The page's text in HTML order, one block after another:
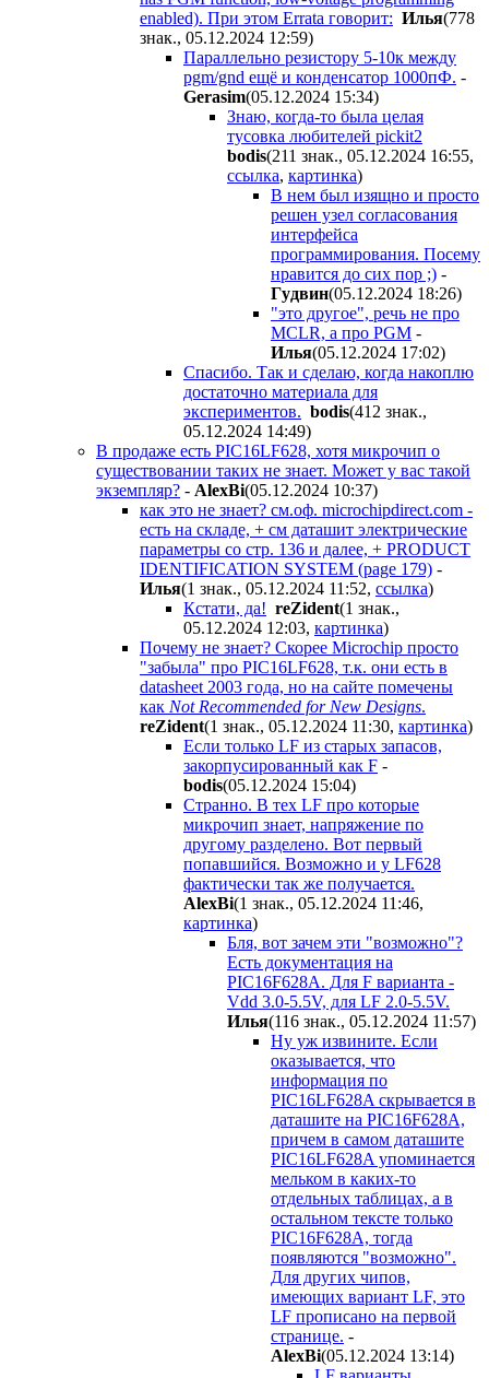
enabled). При этом Errata говорит: Илья(778
знак., 05.12.2024 12:59)
Параллельно резистору 5-10к между
pgm/gnd ещё и конденсатор 1000пФ. -
Gerasim(05.12.2024 15:34)
Знаю, когда-то была целая
тусовка любителей pickit2
bodis(211 знак., 05.12.2024 16:55,
ссылка, картинка)
В нем был изящно и просто
решен узел согласования
интерфейса
программирования. Посему
нравится до сих пор ;) -
Гyдвин(05.12.2024 18:26)
"это другое", речь не про
MCLR, а про PGM -
Илья(05.12.2024 17:02)
Спасибо. Так и сделаю, когда накоплю
достаточно материала для
экспериментов. bodis(412 знак.,
05.12.2024 14:49)
В продаже есть PIC16LF628, хотя микрочип о
существовании таких не знает. Может у вас такой
экземпляр? - AlexBi(05.12.2024 10:37)
как это не знает? см.оф. microchipdirect.com -
есть на складе, + см даташит электрические
параметры со стр. 136 и далее, + PRODUCT
IDENTIFICATION SYSTEM (page 179) -
Илья(1 знак., 05.12.2024 11:52, ссылка)
Кстати, да! reZident(1 знак.,
05.12.2024 12:03, картинка)
Почему не знает? Скорее Microchip просто
"забыла" про PIC16LF628, т.к. они есть в
datasheet 2003 года, но на сайте помечены
как Not Recommended for New Designs.
reZident(1 знак., 05.12.2024 11:30, картинка)
Если только LF из старых запасов,
закорпусированный как F -
bodis(05.12.2024 15:04)
Странно. В тех LF про которые
микрочип знает, напряжение по
другому разделено. Вот первый
попавшийся. Возможно и у LF628
фактически так же получается.
AlexBi(1 знак., 05.12.2024 11:46,
картинка)
Бля, вот зачем эти "возможно"?
Есть документация на
PIC16F628A. Для F варианта -
Vdd 3.0-5.5V, для LF 2.0-5.5V.
Илья(116 знак., 05.12.2024 11:57)
Ну уж извините. Если
оказывается, что
информация по
PIC16LF628A скрывается в
даташите на PIC16F628A,
причем в самом даташите
PIC16LF628A упоминается
мельком в каких-то
отдельных таблицах, а в
остальном тексте только
PIC16F628A, тогда
появляются "возможно".
Для других чипов,
имеющих вариант LF, это
LF прописано на первой
странице. -
AlexBi(05.12.2024 13:14)